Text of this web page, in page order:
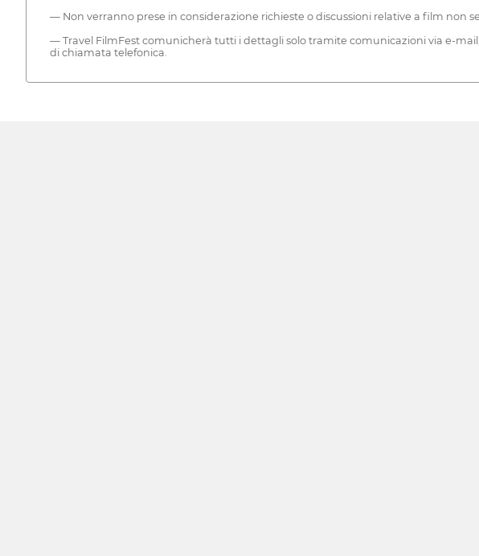
— Non verranno prese in considerazione richieste o discussioni relative a film non
— Travel FilmFest comunicherà tutti i dettagli solo tramite comunicazioni via e-
di chiamata telefonica.